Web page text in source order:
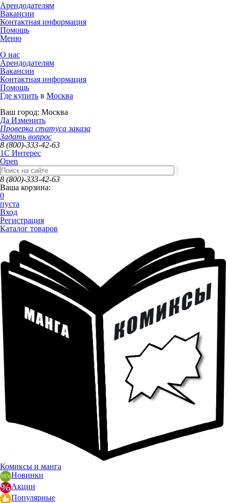
Арендодателям
Вакансии
Контактная информация
Помощь
Меню
О нас
Арендодателям
Вакансии
Контактная информация
Помощь
Где купить в Москва
Ваш город: Москва
Да Изменить
Проверка статуса заказа
Задать вопрос
8 (800)-333-42-63
1C Интерес
Open
8 (800)-333-42-63
Ваша корзина:
0
пуста
Вход
Регистрация
Каталог товаров
Комиксы и манга
Новинки
Акции
Популярные